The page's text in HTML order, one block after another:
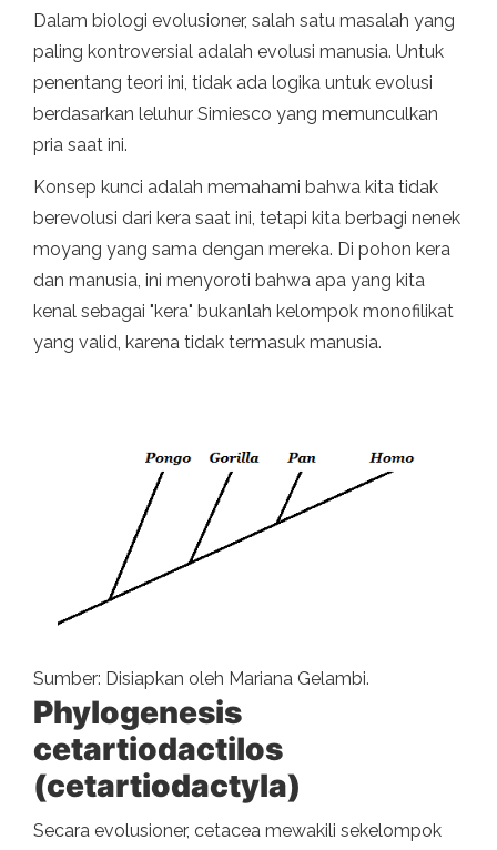
Dalam biologi evolusioner, salah satu masalah yang
paling kontroversial adalah evolusi manusia. Untuk
penentang teori ini, tidak ada logika untuk evolusi
berdasarkan leluhur Simiesco yang memunculkan
pria saat ini.
Konsep kunci adalah memahami bahwa kita tidak
berevolusi dari kera saat ini, tetapi kita berbagi nenek
moyang yang sama dengan mereka. Di pohon kera
dan manusia, ini menyoroti bahwa apa yang kita
kenal sebagai "kera" bukanlah kelompok monofilikat
yang valid, karena tidak termasuk manusia.
Sumber: Disiapkan oleh Mariana Gelambi.
Phylogenesis
cetartiodactilos
(cetartiodactyla)
Secara evolusioner, cetacea mewakili sekelompok